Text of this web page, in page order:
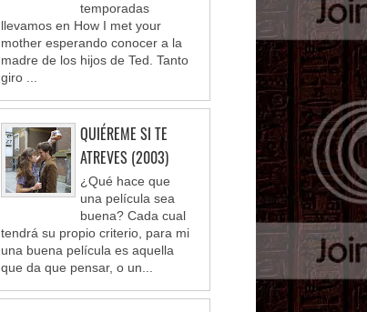
temporadas
llevamos en How I met your
mother esperando conocer a la
madre de los hijos de Ted. Tanto
giro ...
QUIÉREME SI TE
ATREVES (2003)
¿Qué hace que
una película sea
buena? Cada cual
tendrá su propio criterio, para mi
una buena película es aquella
que da que pensar, o un...